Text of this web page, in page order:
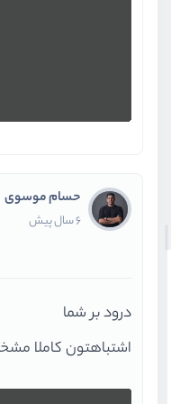
حسام موسوی
6 سال پیش
درود بر شما
اشتباهتون کاملا